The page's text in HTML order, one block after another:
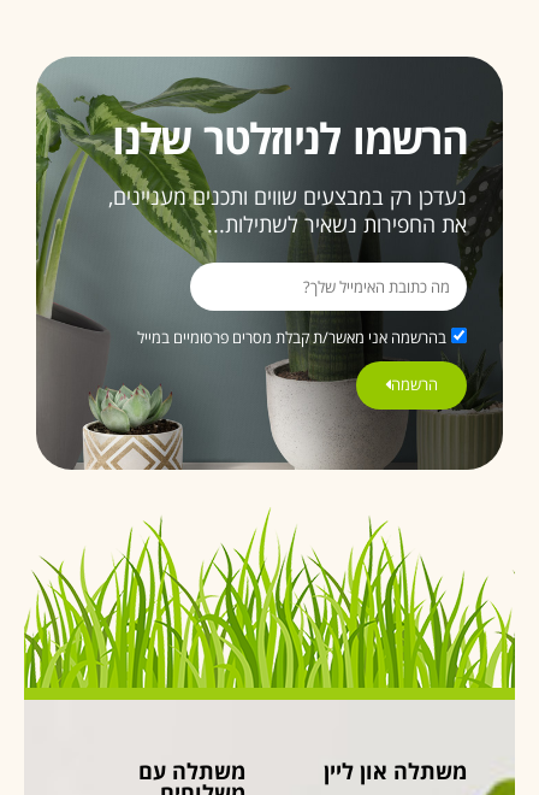
הרשמו לניוזלטר שלנו
נעדכן רק במבצעים שווים ותכנים מעניינים,
את החפירות נשאיר לשתילות...
בהרשמה אני מאשר/ת קבלת מסרים פרסומיים במייל
הרשמה
משתלה און ליין משתלה עם